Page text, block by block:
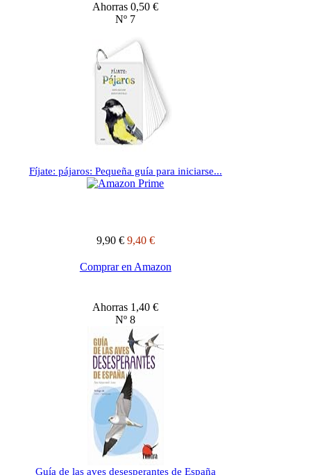
Ahorras 0,50 €
Nº 7
Fíjate: pájaros: Pequeña guía para iniciarse...
9,90 € 9,40 €
Comprar en Amazon
Ahorras 1,40 €
Nº 8
Guía de las aves desesperantes de España